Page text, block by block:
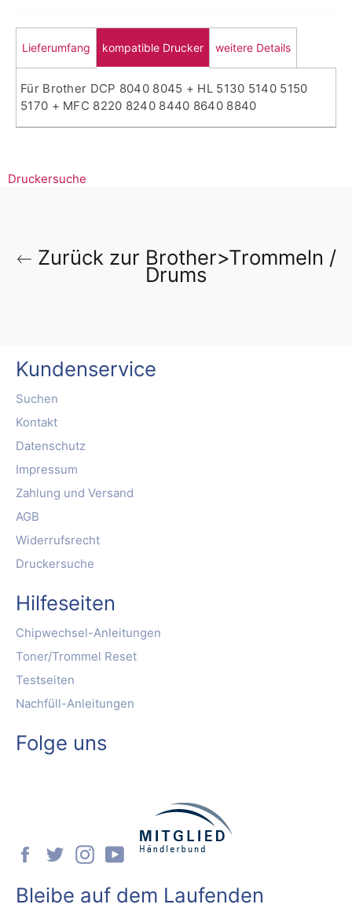
Lieferumfang kompatible Drucker weitere Details
Für Brother DCP 8040 8045 + HL 5130 5140 5150
5170 + MFC 8220 8240 8440 8640 8840
Druckersuche
Zurück zur Brother>Trommeln /
Drums
Kundenservice
Suchen
Kontakt
Datenschutz
Impressum
Zahlung und Versand
AGB
Widerrufsrecht
Druckersuche
Hilfeseiten
Chipwechsel-Anleitungen
Toner/Trommel Reset
Testseiten
Nachfüll-Anleitungen
Folge uns
FacebookTwitterInstagramYouTube
Bleibe auf dem Laufenden